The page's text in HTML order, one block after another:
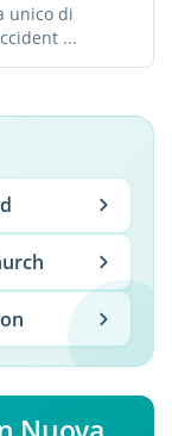
unico di
...